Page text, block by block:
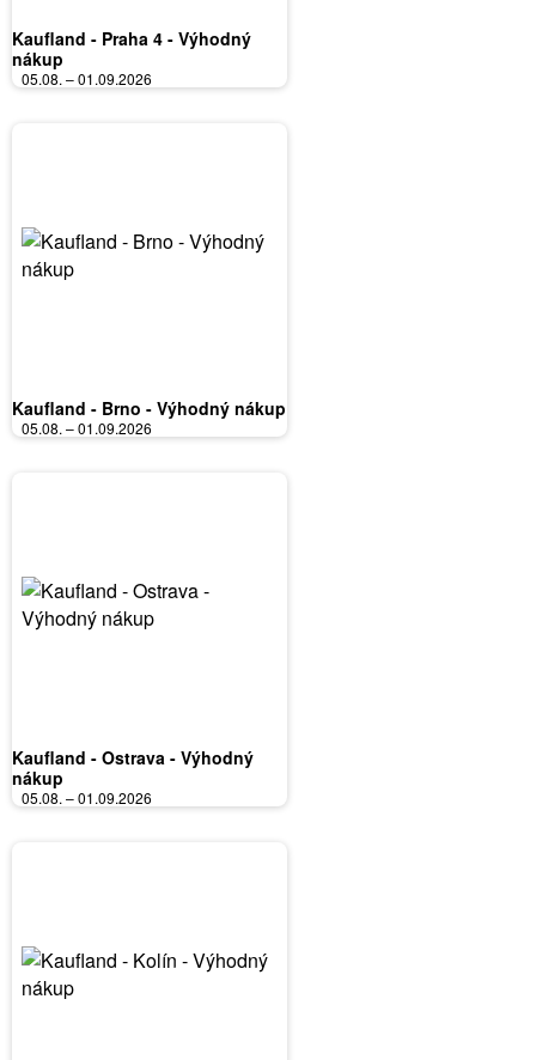
Kaufland - Praha 4 - Výhodný
nákup
05.08. – 01.09.2026
Kaufland - Brno - Výhodný nákup
05.08. – 01.09.2026
Kaufland - Ostrava - Výhodný
nákup
05.08. – 01.09.2026